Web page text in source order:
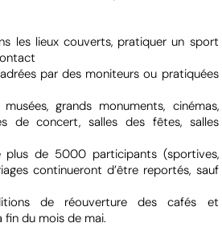
les lieux couverts, pratiquer un sport
par des moniteurs ou pratiquées
grands monuments, cinémas,
de concert, salles des fêtes, salles
plus de 5000 participants (sportives,
continueront d’être reportés, sauf
de réouverture des cafés et
fin du mois de mai.